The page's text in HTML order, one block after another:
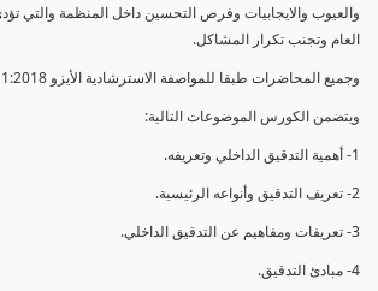
والعيوب والايجابيات وفرص التحسين داخل المنظمة والتي
العام وتجنب تكرار المشاكل.
وجميع المحاضرات طبقا للمواصفة الاسترشادية الأيزو 19011:2018.
ويتضمن الكورس الموضوعات التالية:
1- أهمية التدقيق الداخلي وتعريفه.
2- تعريف التدقيق وأنواعه الرئيسية.
3- تعريفات ومفاهيم عن التدقيق الداخلي.
4- مبادئ التدقيق.